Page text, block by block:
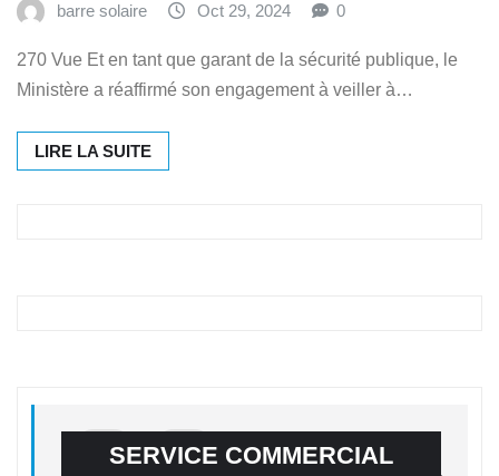
barre solaire Oct 29, 2024 0
270 Vue Et en tant que garant de la sécurité publique, le
Ministère a réaffirmé son engagement à veiller à…
LIRE LA SUITE
SERVICE COMMERCIAL